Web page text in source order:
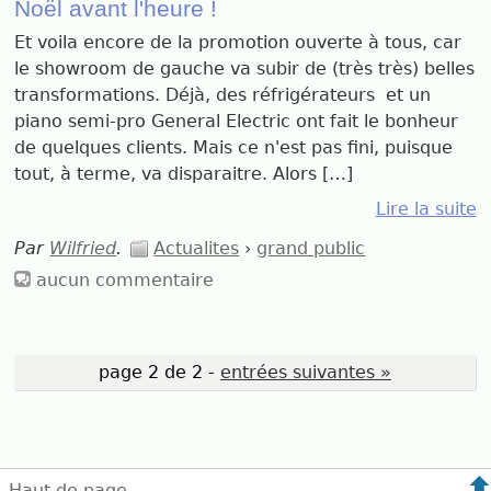
Noël avant l'heure !
Et voila encore de la promotion ouverte à tous, car
le showroom de gauche va subir de (très très) belles
transformations. Déjà, des réfrigérateurs et un
piano semi-pro General Electric ont fait le bonheur
de quelques clients. Mais ce n'est pas fini, puisque
tout, à terme, va disparaitre. Alors […]
Lire la suite
Par Wilfried. Actualites › grand public
aucun commentaire
page 2 de 2 - entrées suivantes »